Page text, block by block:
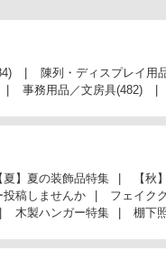
陳列・ディスプレイ用
事務用品／文房具(482)
夏】夏の装飾品特集 【秋
投稿しませんか フェイク
木製ハンガー特集 棚下